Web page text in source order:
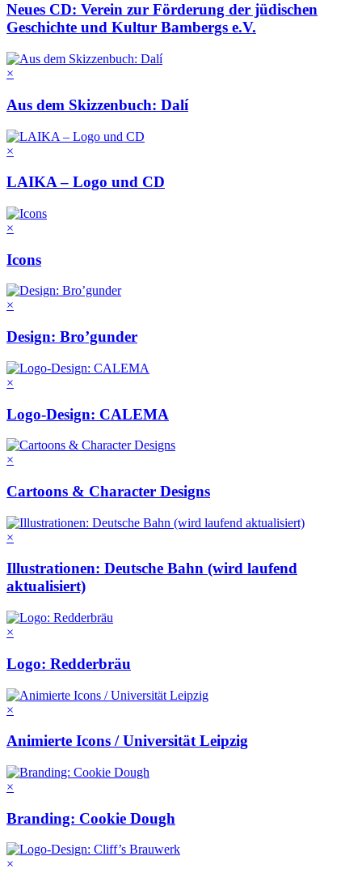
Neues CD: Verein zur Förderung der jüdischen
Geschichte und Kultur Bambergs e.V.
×
Aus dem Skizzenbuch: Dalí
×
LAIKA – Logo und CD
×
Icons
×
Design: Bro’gunder
×
Logo-Design: CALEMA
×
Cartoons & Character Designs
×
Illustrationen: Deutsche Bahn (wird laufend
aktualisiert)
×
Logo: Redderbräu
×
Animierte Icons / Universität Leipzig
×
Branding: Cookie Dough
×